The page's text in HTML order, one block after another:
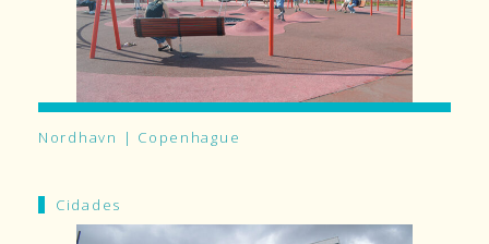
Nordhavn | Copenhague
Cidades